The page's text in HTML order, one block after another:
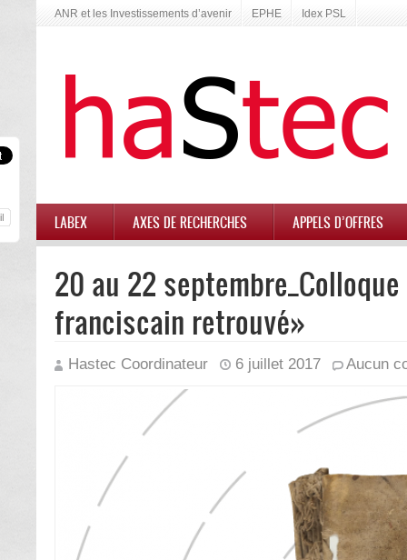
ANR et les Investissements d’avenir EPHE Idex PSL
LABEX AXES DE RECHERCHES APPELS D’OFFRES
20 au 22
franciscain retrouvé»
Hastec Coordinateur 6 juillet 2017 Aucun